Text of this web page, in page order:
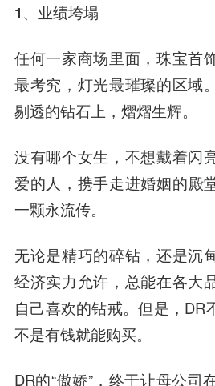
1、业绩垮塌
任何一家商场里面，珠宝首
最考究，灯光最璀璨的区域
剔透的钻石上，熠熠生辉。
没有哪个女生，不想戴着闪
爱的人，携手走进婚姻的殿
一颗永流传。
无论是精巧的碎钻，还是沉
经济实力允许，总能在各大
自己喜欢的钻戒。但是，DR
不是有钱就能购买。
DR的“傲娇”，终于让母公司